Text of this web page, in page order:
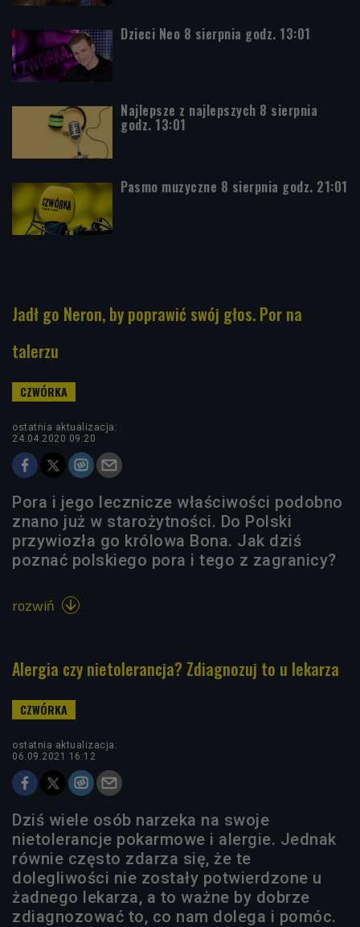
Dzieci Neo 8 sierpnia godz. 13:01
Najlepsze z najlepszych 8 sierpnia
godz. 13:01
Pasmo muzyczne 8 sierpnia godz. 21:01
Jadł go Neron, by poprawić swój głos. Por na
talerzu
ostatnia aktualizacja:
24.04.2020 09:20
Pora i jego lecznicze właściwości podobno
znano już w starożytności. Do Polski
przywiozła go królowa Bona. Jak dziś
poznać polskiego pora i tego z zagranicy?
rozwiń 
Alergia czy nietolerancja? Zdiagnozuj to u lekarza
ostatnia aktualizacja:
06.09.2021 16:12
Dziś wiele osób narzeka na swoje
nietolerancje pokarmowe i alergie. Jednak
równie często zdarza się, że te
dolegliwości nie zostały potwierdzone u
żadnego lekarza, a to ważne by dobrze
zdiagnozować to, co nam dolega i pomóc.